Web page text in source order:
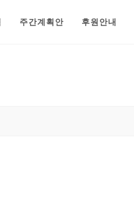
주간계획안 후원안내